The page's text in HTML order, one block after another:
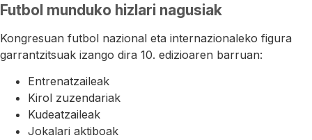
Futbol munduko hizlari nagusiak
Kongresuan futbol nazional eta internazionaleko figura
garrantzitsuak izango dira 10. edizioaren barruan:
Entrenatzaileak
Kirol zuzendariak
Kudeatzaileak
Jokalari aktiboak